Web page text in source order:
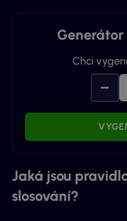
Generátor
Chci
Jaká jsou
slosování?